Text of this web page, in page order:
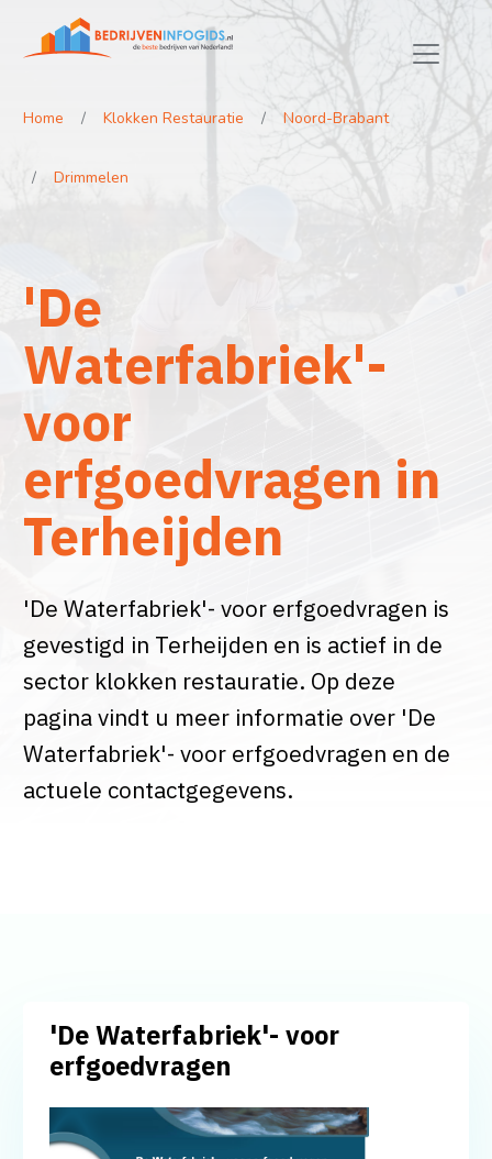
Home Klokken Restauratie Noord-Brabant
Drimmelen
'De
Waterfabriek'-
voor
erfgoedvragen in
Terheijden
'De Waterfabriek'- voor erfgoedvragen is
gevestigd in Terheijden en is actief in de
sector klokken restauratie. Op deze
pagina vindt u meer informatie over 'De
Waterfabriek'- voor erfgoedvragen en de
actuele contactgegevens.
'De Waterfabriek'- voor
erfgoedvragen